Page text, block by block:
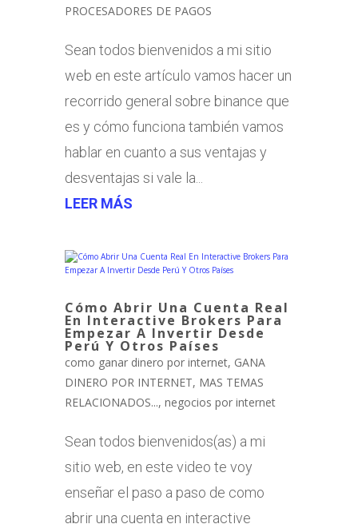
PROCESADORES DE PAGOS
Sean todos bienvenidos a mi sitio
web en este artículo vamos hacer un
recorrido general sobre binance que
es y cómo funciona también vamos
hablar en cuanto a sus ventajas y
desventajas si vale la...
LEER MÁS
Cómo Abrir Una Cuenta Real
En Interactive Brokers Para
Empezar A Invertir Desde
Perú Y Otros Países
como ganar dinero por internet, GANA
DINERO POR INTERNET, MAS TEMAS
RELACIONADOS..., negocios por internet
Sean todos bienvenidos(as) a mi
sitio web, en este video te voy
enseñar el paso a paso de como
abrir una cuenta en interactive